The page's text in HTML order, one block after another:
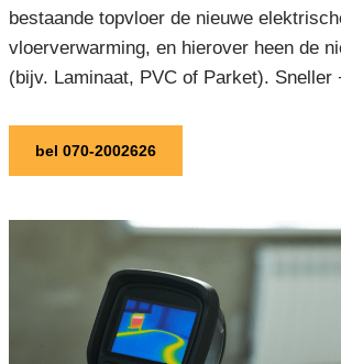
bestaande topvloer de nieuwe
vloerverwarming, en hierover heen de
(bijv. Laminaat, PVC of Parket). Sneller
bel 070-2002626